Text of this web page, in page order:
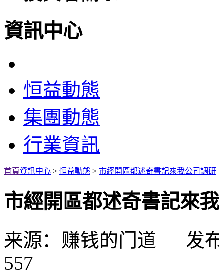
資訊中心
恒益動態
集團動態
行業資訊
首頁資訊中心 > 恒益動態 > 市經開區都述奇書記來我公司調研
市經開區都述奇書記來
来源：赚钱的门道 发
557